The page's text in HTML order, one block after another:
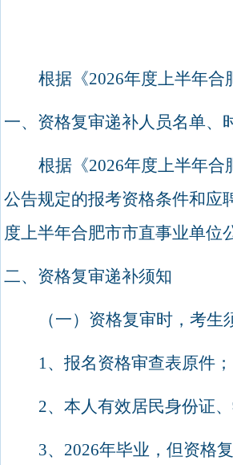
根据《2026年度上半年合
一、资格复审递补人员名单、
根据《2026年度上半年合
公告规定的报考资格条件和应
度上半年合肥市市直事业单位
二、资格复审递补须知
（一）资格复审时，考生
1、报名资格审查表原件；
2、本人有效居民身份证
3、 2026年毕业，但资格